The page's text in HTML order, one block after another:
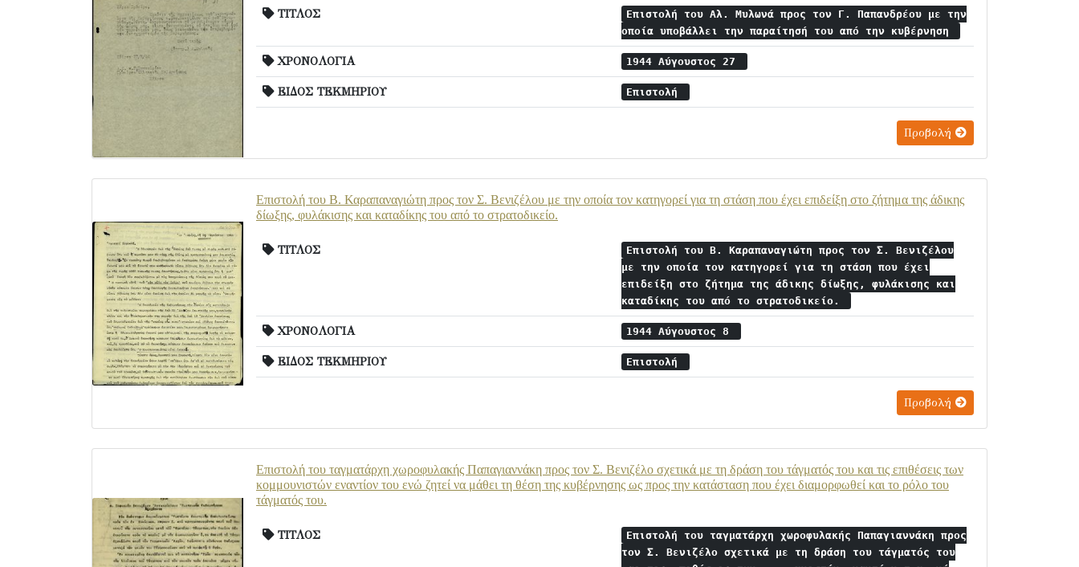
ΤΙΤΛΟΣ
Επιστολή του Αλ. Μυλωνά προς τον Γ. Παπανδρέου με την
οποία υποβάλλει την παραίτησή του από την κυβέρνηση
ΧΡΟΝΟΛΟΓΙΑ 1944 Αύγουστος 27
ΕΙΔΟΣ ΤΕΚΜΗΡΙΟΥ Επιστολή
Προβολή
Επιστολή του Β. Καραπαναγιώτη προς τον Σ. Βενιζέλου με την οποία τον κατηγορεί για τη στάση που έχει επιδείξη στο ζήτημα της άδικης
δίωξης, φυλάκισης και καταδίκης του από το στρατοδικείο.
ΤΙΤΛΟΣ
Επιστολή του Β. Καραπαναγιώτη προς τον Σ. Βενιζέλου
με την οποία τον κατηγορεί για τη στάση που έχει
επιδείξη στο ζήτημα της άδικης δίωξης, φυλάκισης και
καταδίκης του από το στρατοδικείο.
ΧΡΟΝΟΛΟΓΙΑ 1944 Αύγουστος 8
ΕΙΔΟΣ ΤΕΚΜΗΡΙΟΥ Επιστολή
Προβολή
Επιστολή του ταγματάρχη χωροφυλακής Παπαγιαννάκη προς τον Σ. Βενιζέλο σχετικά με τη δράση του τάγματός του και τις επιθέσεις των
κομμουνιστών εναντίον του ενώ ζητεί να μάθει τη θέση της κυβέρνησης ως προς την κατάσταση που έχει διαμορφωθεί και το ρόλο του
τάγματός του.
ΤΙΤΛΟΣ
Επιστολή του ταγματάρχη χωροφυλακής Παπαγιαννάκη προς
τον Σ. Βενιζέλο σχετικά με τη δράση του τάγματός του